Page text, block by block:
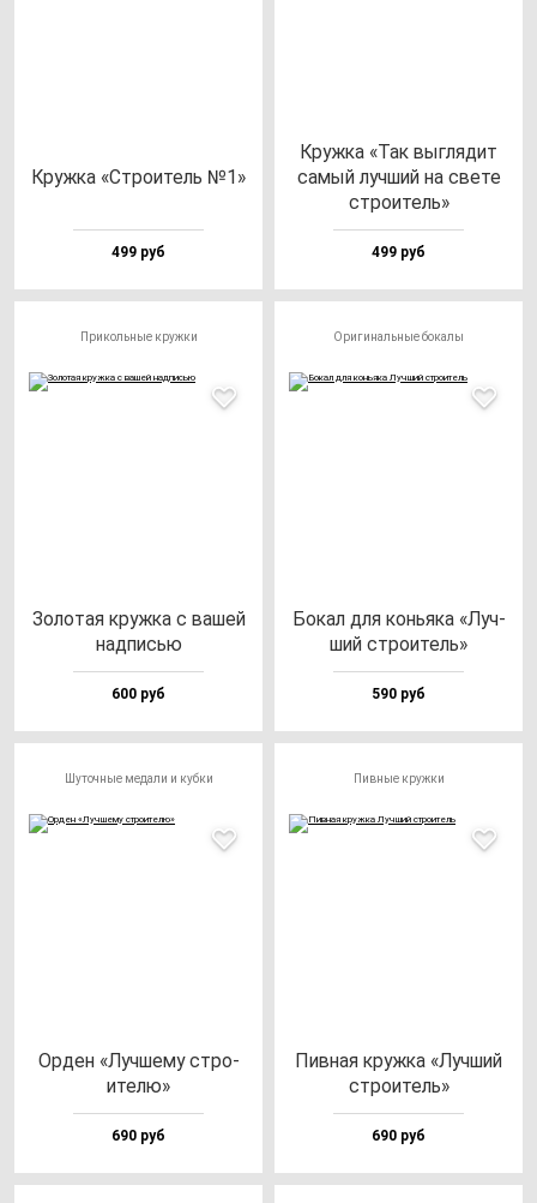
Круж­ка «Стро­итель №1»
499 руб
Круж­ка «Так выг­ля­дит
са­мый луч­ший на све­те
стро­итель»
499 руб
Прикольные кружки
Золо­тая круж­ка с ва­шей
над­писью
600 руб
Оригинальные бокалы
Бокал для конь­яка «Луч­
ший стро­итель»
590 руб
Шуточные медали и кубки
Орден «Луч­ше­му стро­
ите­лю»
690 руб
Пивные кружки
Пив­ная круж­ка «Луч­ший
стро­итель»
690 руб